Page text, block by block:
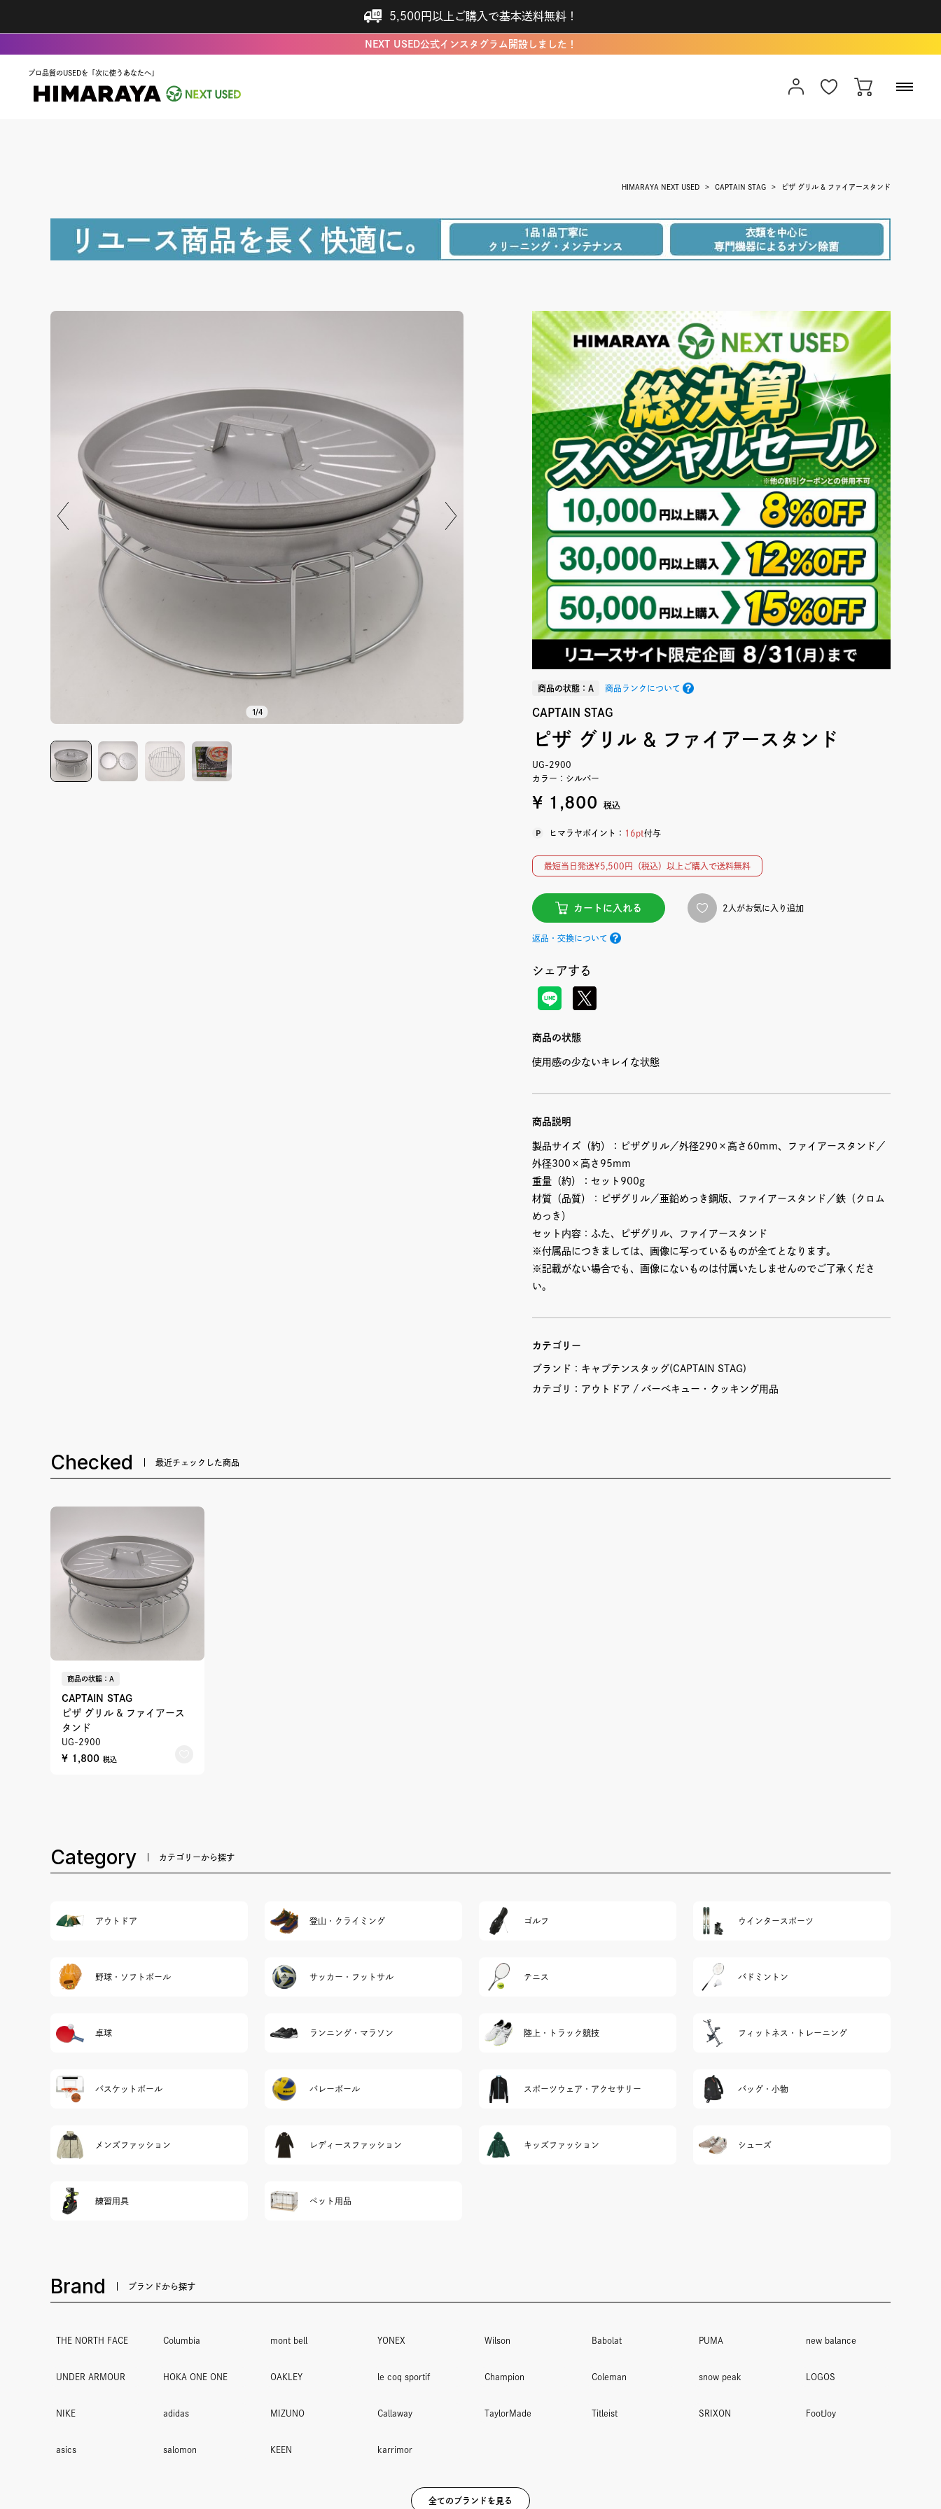
5,500円以上ご購入で基本送料無料！
NEXT USED公式インスタグラム開設しました！
プロ品質のUSEDを「次に使うあなたへ」
HIMARAYA NEXT USED CAPTAIN STAG ピザ グリル & ファイアースタンド
1/4
商品の状態：A 商品ランクについて
CAPTAIN STAG
ピザ グリル & ファイアースタンド
UG-2900
カラー：シルバー
¥ 1,800 税込
ヒマラヤポイント： 16pt付与
最短当日発送¥5,500円（税込）以上ご購入で送料無料
カートに入れる 2人がお気に入り追加
返品・交換について
シェアする
商品の状態
使用感の少ないキレイな状態
商品説明
製品サイズ（約）：ピザグリル／外径290×高さ60mm、ファイアースタンド／
外径300×高さ95mm
重量（約）：セット900g
材質（品質）：ピザグリル／亜鉛めっき鋼版、ファイアースタンド／鉄（クロム
めっき）
セット内容：ふた、ピザグリル、ファイアースタンド
※付属品につきましては、画像に写っているものが全てとなります。
※記載がない場合でも、画像にないものは付属いたしませんのでご了承くださ
い。
カテゴリー
ブランド： キャプテンスタッグ(CAPTAIN STAG)
カテゴリ： アウトドア バーべキュー・クッキング用品
Checked 最近チェックした商品
商品の状態：A
CAPTAIN STAG
ピザ グリル & ファイアース
タンド
UG-2900
¥ 1,800 税込
Category カテゴリーから探す
アウトドア 登山・クライミング ゴルフ ウインタースポーツ
野球・ソフトボール サッカー・フットサル テニス バドミントン
卓球 ランニング・マラソン 陸上・トラック競技 フィットネス・トレーニング
バスケットボール バレーボール スポーツウェア・アクセサリー バッグ・小物
メンズファッション レディースファッション キッズファッション シューズ
練習用具 ペット用品
Brand ブランドから探す
THE NORTH FACE Columbia mont bell YONEX Wilson Babolat PUMA new balance
UNDER ARMOUR HOKA ONE ONE OAKLEY le coq sportif Champion Coleman snow peak LOGOS
NIKE adidas MIZUNO Callaway TaylorMade Titleist SRIXON FootJoy
asics salomon KEEN karrimor
全てのブランドを見る